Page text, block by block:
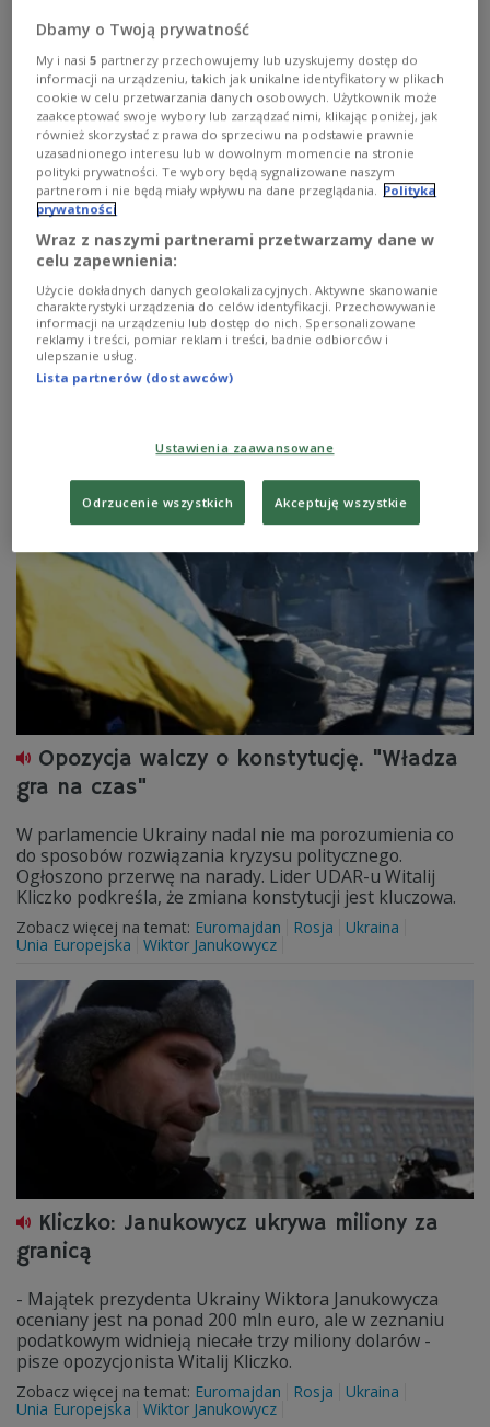
Biden znów dzwoni do Janukowycza.
Wzywa do kompromisu
Wtorkowe posiedzenie Rady Najwyższej nie przyniosło
porozumienia. Na Ukrainie przebywa obecnie szefowa
unijnej dyplomacji Catherine Ashton, która według
opozycji gotowa jest delegować pośredników w tych
Zobacz więcej na temat:Euromajdan Rosja
Ukraina Unia Europejska
Wiktor Janukowycz
Opozycja walczy o konstytucję. "Władza
gra na czas"
W parlamencie Ukrainy nadal nie ma porozumienia co
do sposobów rozwiązania kryzysu politycznego.
Ogłoszono przerwę na narady. Lider UDAR-u Witalij
Kliczko podkreśla, że zmiana konstytucji jest kluczowa.
Zobacz więcej na temat: Euromajdan Rosja
Ukraina
Unia Europejska
Wiktor Janukowycz
Kliczko: Janukowycz ukrywa miliony za
granicą
- Majątek prezydenta Ukrainy Wiktora Janukowycza
oceniany jest na ponad 200 mln euro, ale w zeznaniu
podatkowym widnieją niecałe trzy miliony dolarów -
pisze opozycjonista Witalij Kliczko.
Zobacz więcej na temat: Euromajdan Rosja
Ukraina
Unia Europejska
Wiktor Janukowycz
Dbamy o Twoją prywatność
My i nasi5 partnerzy przechowujemy lub uzyskujemy dostęp do
informacji na urządzeniu, takich jak unikalne identyfikatory w plikach
cookie w celu przetwarzania danych osobowych. Użytkownik może
zaakceptować swoje wybory lub zarządzać nimi, klikając poniżej, jak
również skorzystać z prawa do sprzeciwu na podstawie prawnie
uzasadnionego interesu lub w dowolnym momencie na stronie
polityki prywatności. Te wybory będą sygnalizowane naszym
partnerom i nie będą miały wpływu na dane przeglądania. Polityka
prywatności
Wraz z naszymi partnerami przetwarzamy dane w
celu zapewnienia:
Użycie dokładnych danych geolokalizacyjnych. Aktywne skanowanie
charakterystyki urządzenia do celów identyfikacji. Przechowywanie
informacji na urządzeniu lub dostęp do nich. Spersonalizowane
reklamy i treści, pomiar reklam i treści, badnie odbiorców i
ulepszanie usług.
Lista partnerów (dostawców)
Ustawienia zaawansowane
Odrzucenie wszystkich Akceptuję wszystkie